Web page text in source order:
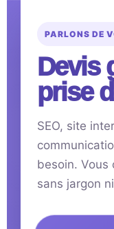
PARLONS DE
Devis
prise
SEO, site
besoin. Vous
sans jargon